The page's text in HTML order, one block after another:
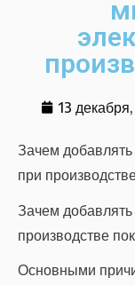
13
Зачем
при
Зачем добавлять
производстве
Основными